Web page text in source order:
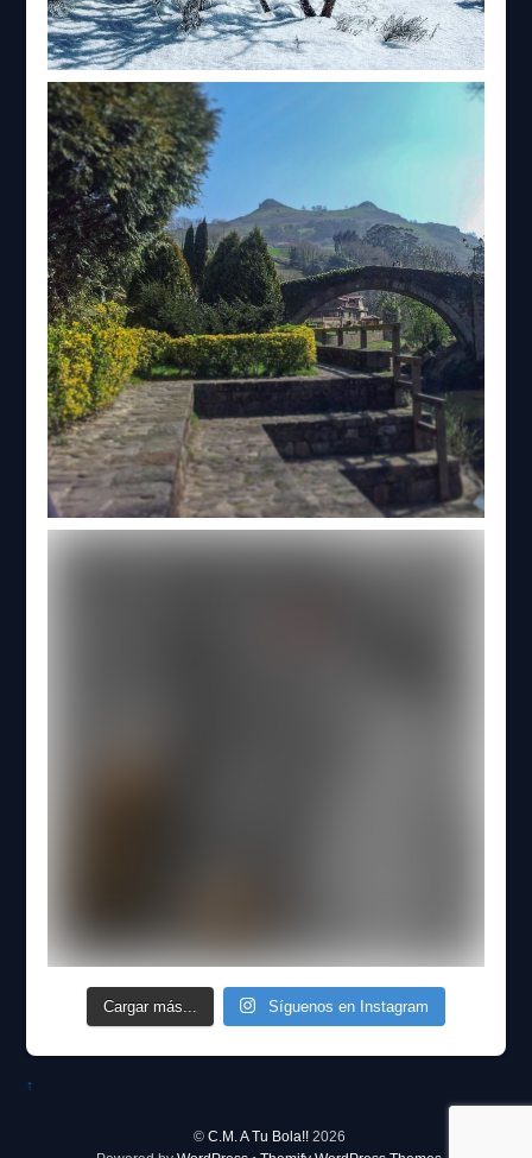
Cargar más... Síguenos en Instagram
↑
© C.M. A Tu Bola!!2026